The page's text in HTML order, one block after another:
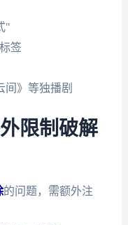
"
签
间》等独播剧
限制破解
的问题，需额外注